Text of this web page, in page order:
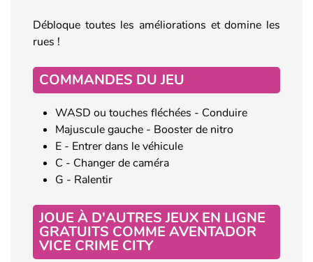
Débloque toutes les améliorations et domine les
rues !
COMMANDES DU JEU
WASD ou touches fléchées - Conduire
Majuscule gauche - Booster de nitro
E - Entrer dans le véhicule
C - Changer de caméra
G - Ralentir
JOUE À D'AUTRES JEUX EN LIGNE
GRATUITS COMME AVENTADOR
VICE CRIME CITY